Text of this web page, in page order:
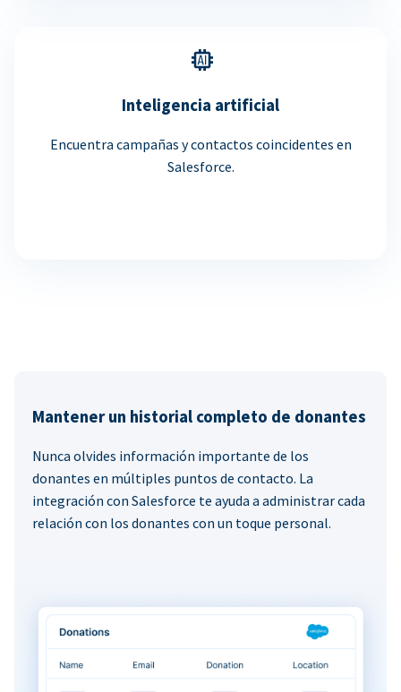
Inteligencia artificial
Encuentra campañas y contactos coincidentes en
Salesforce.
Mantener un historial completo de donantes
Nunca olvides información importante de los
donantes en múltiples puntos de contacto. La
integración con Salesforce te ayuda a administrar cada
relación con los donantes con un toque personal.